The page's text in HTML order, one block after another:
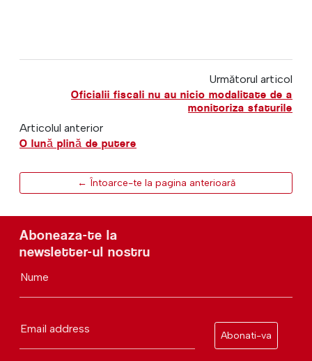
Următorul articol
Oficialii fiscali nu au nicio modalitate de a
monitoriza sfaturile
Articolul anterior
O lună plină de putere
← Întoarce-te la pagina anterioară
Aboneaza-te la
newsletter-ul nostru
Nume
Email address
Abonati-va